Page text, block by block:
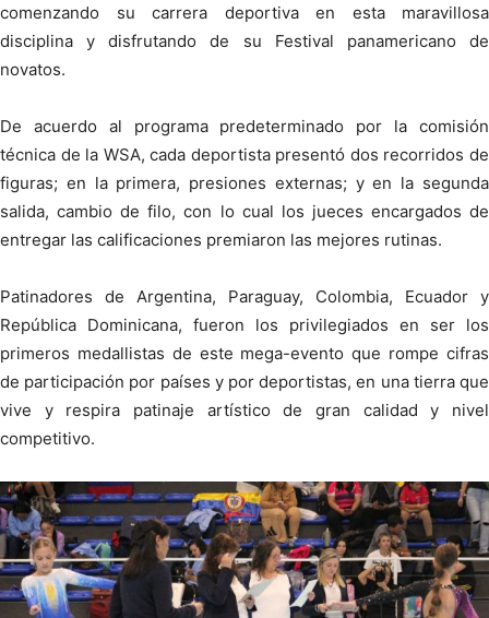
comenzando su carrera deportiva en esta maravillosa
disciplina y disfrutando de su Festival panamericano de
novatos.
De acuerdo al programa predeterminado por la comisión
técnica de la WSA, cada deportista presentó dos recorridos de
figuras; en la primera, presiones externas; y en la segunda
salida, cambio de filo, con lo cual los jueces encargados de
entregar las calificaciones premiaron las mejores rutinas.
Patinadores de Argentina, Paraguay, Colombia, Ecuador y
República Dominicana, fueron los privilegiados en ser los
primeros medallistas de este mega-evento que rompe cifras
de participación por países y por deportistas, en una tierra que
vive y respira patinaje artístico de gran calidad y nivel
competitivo.